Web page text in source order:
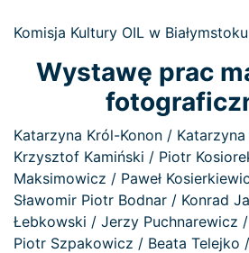
Komisja Kultury OIL w
Wystawę prac
Katarzyna Król-Konon /
Krzysztof Kamiński / Piotr
Maksimowicz / Paweł
Sławomir Piotr Bodnar / Konrad
Łebkowski / Jerzy Puchnarewicz
Piotr Szpakowicz / Beata